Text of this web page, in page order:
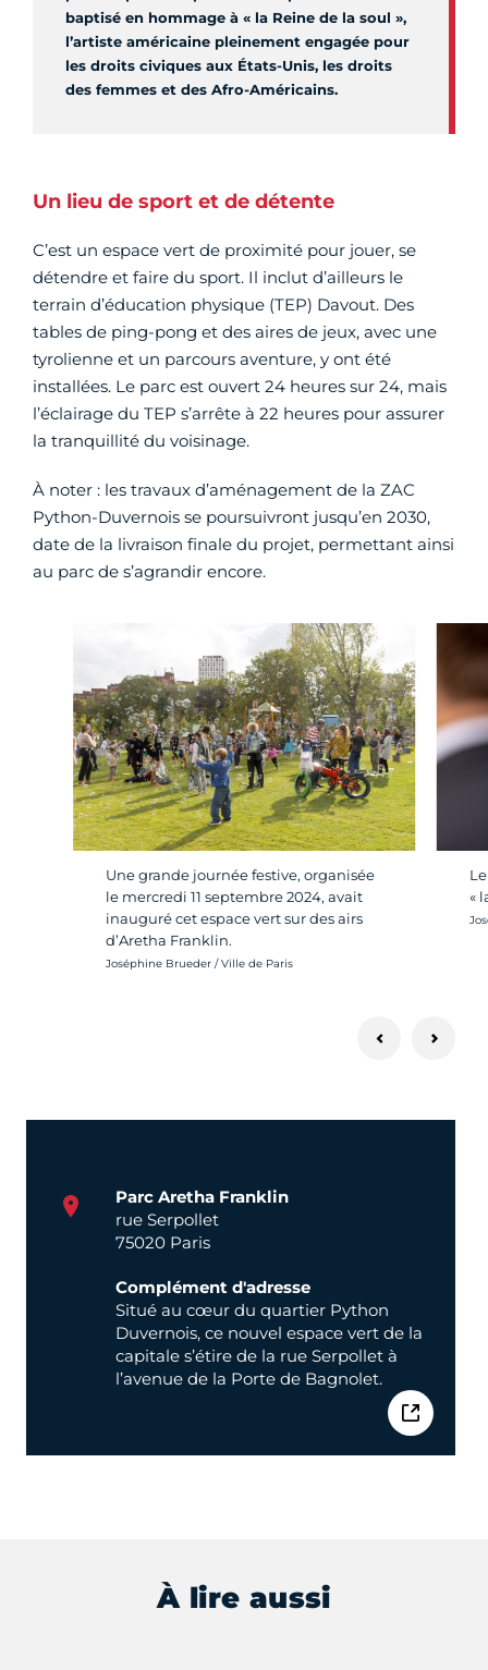
baptisé en hommage à « la Reine de la soul »,
l’artiste américaine pleinement engagée pour
les droits civiques aux États-Unis, les droits
des femmes et des Afro-Américains.
Un lieu de sport et de détente
C’est un espace vert de proximité pour jouer, se
détendre et faire du sport. Il inclut d’ailleurs le
terrain d’éducation physique (TEP) Davout. Des
tables de ping-pong et des aires de jeux, avec une
tyrolienne et un parcours aventure, y ont été
installées. Le parc est ouvert 24 heures sur 24, mais
l’éclairage du TEP s’arrête à 22 heures pour assurer
la tranquillité du voisinage.
À noter : les travaux d’aménagement de la ZAC
Python-Duvernois se poursuivront jusqu’en 2030,
date de la livraison finale du projet, permettant ainsi
au parc de s’agrandir encore.
Une grande journée festive, organisée
le mercredi 11 septembre 2024, avait
inauguré cet espace vert sur des airs
d’Aretha Franklin.
Crédit photo :
Joséphine Brueder / Ville de Paris
«
Parc Aretha Franklin
rue Serpollet
75020 Paris
Complément d'adresse
Situé au cœur du quartier Python
Duvernois, ce nouvel espace vert de la
capitale s’étire de la rue Serpollet à
l’avenue de la Porte de Bagnolet.
À lire aussi